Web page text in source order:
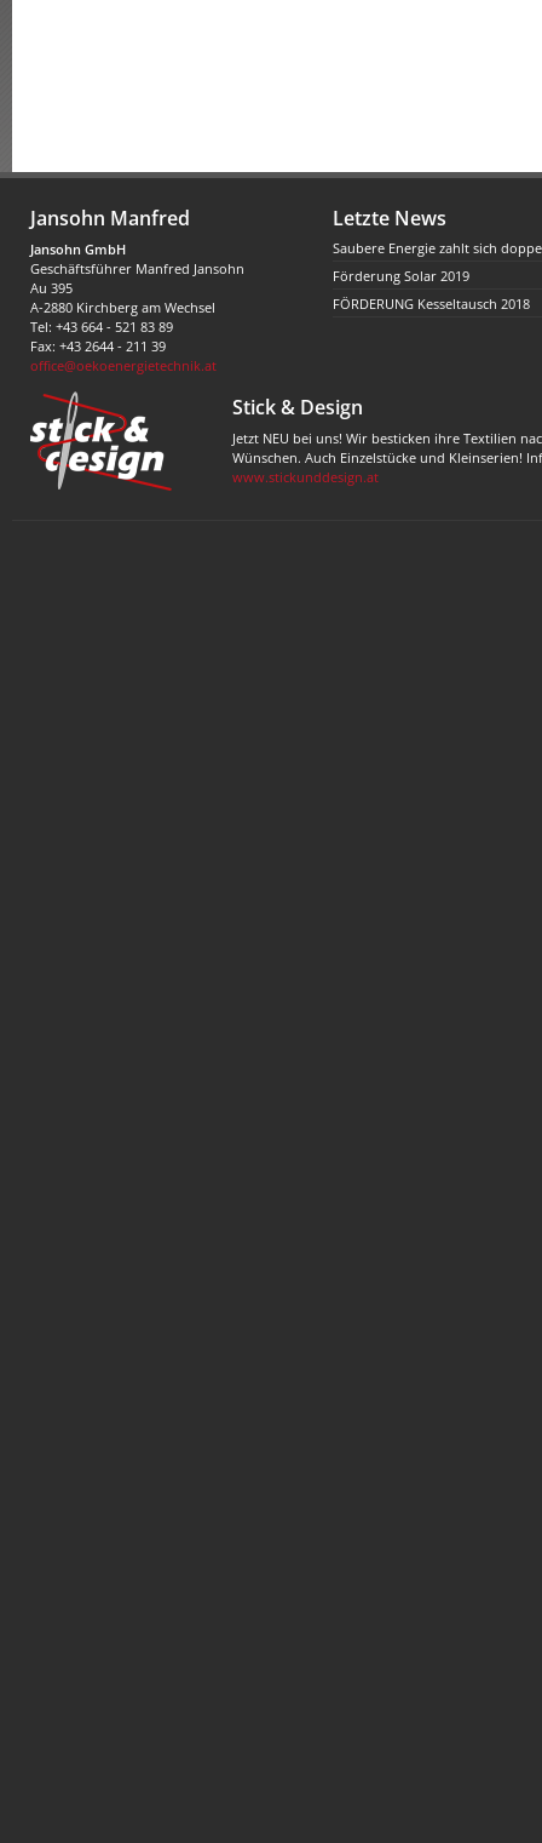
Jansohn Manfred
Jansohn GmbH
Geschäftsführer Manfred Jansohn
Au 395
A-2880 Kirchberg am Wechsel
Tel: +43 664 - 521 83 89
Fax: +43 2644 - 211 39
office@oekoenergietechnik.at
Letzte News
Saubere Energie zahlt sich
Förderung Solar 2019
FÖRDERUNG Kesseltausch 2018
Stick & Design
Jetzt NEU bei uns! Wir besticken ihre Textilien
Wünschen. Auch Einzelstücke und Kleinserien!
www.stickunddesign.at